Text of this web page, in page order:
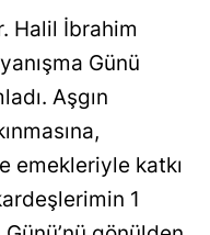
Aydın
Balıkesir
Bingöl
Halil İbrahim
Günü
Aşgın
emekleriyle katkı
1